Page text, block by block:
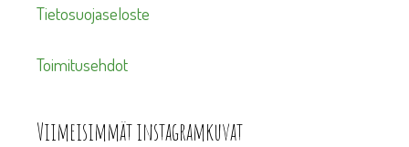
Tietosuojaseloste
Toimitusehdot
Viimeisimmät instagramkuvat